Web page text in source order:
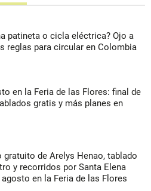
patineta o cicla eléctrica? Ojo a
reglas para circular en Colombia
en la Feria de las Flores: final de
gratis y más planes en
gratuito de Arelys Henao, tablado
y recorridos por Santa Elena
en la Feria de las Flores